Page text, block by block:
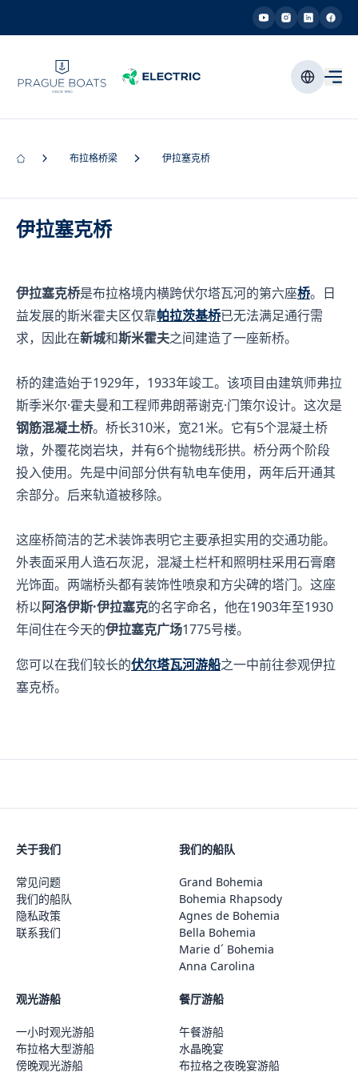
布拉格桥梁 伊拉塞克桥
伊拉塞克桥
伊拉塞克桥是布拉格境内横跨伏尔塔瓦河的第六座桥。日
益发展的斯米霍夫区仅靠帕拉茨基桥已无法满足通行需
求，因此在新城和斯米霍夫之间建造了一座新桥。
桥的建造始于1929年，1933年竣工。该项目由建筑师弗拉
斯季米尔·霍夫曼和工程师弗朗蒂谢克·门策尔设计。这次是
钢筋混凝土桥。桥长310米，宽21米。它有5个混凝土桥
墩，外覆花岗岩块，并有6个抛物线形拱。桥分两个阶段
投入使用。先是中间部分供有轨电车使用，两年后开通其
余部分。后来轨道被移除。
这座桥简洁的艺术装饰表明它主要承担实用的交通功能。
外表面采用人造石灰泥，混凝土栏杆和照明柱采用石膏磨
光饰面。两端桥头都有装饰性喷泉和方尖碑的塔门。这座
桥以阿洛伊斯·伊拉塞克的名字命名，他在1903年至1930
年间住在今天的伊拉塞克广场1775号楼。
您可以在我们较长的伏尔塔瓦河游船之一中前往参观伊拉
塞克桥。
关于我们
常见问题
我们的船队
隐私政策
联系我们
我们的船队
Grand Bohemia
Bohemia Rhapsody
Agnes de Bohemia
Bella Bohemia
Marie d´ Bohemia
Anna Carolina
观光游船
一小时观光游船
布拉格大型游船
傍晚观光游船
餐厅游船
午餐游船
水晶晚宴
布拉格之夜晚宴游船